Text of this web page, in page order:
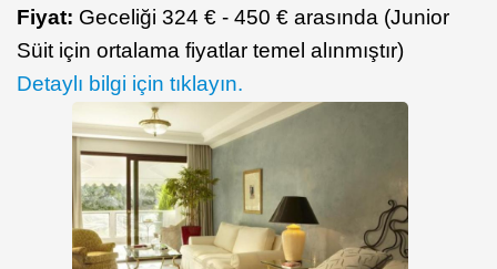
Fiyat: Geceliği 324 € - 450 € arasında (Junior
Süit için ortalama fiyatlar temel alınmıştır)
Detaylı bilgi için tıklayın.